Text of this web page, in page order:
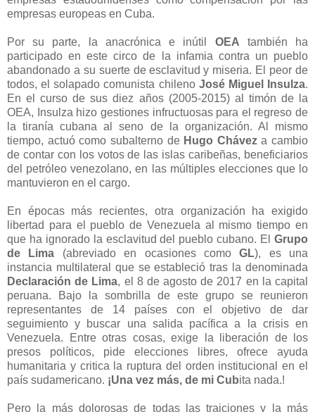
empresas europeas en Cuba.
Por su parte, la anacrónica e inútil OEA también ha
participado en este circo de la infamia contra un pueblo
abandonado a su suerte de esclavitud y miseria. El peor de
todos, el solapado comunista chileno José Miguel Insulza.
En el curso de sus diez años (2005-2015) al timón de la
OEA, Insulza hizo gestiones infructuosas para el regreso de
la tiranía cubana al seno de la organización. Al mismo
tiempo, actuó como subalterno de Hugo Cháveza cambio
de contar con los votos de las islas caribeñas, beneficiarios
del petróleo venezolano, en las múltiples elecciones que lo
mantuvieron en el cargo.
En épocas más recientes, otra organización ha exigido
libertad para el pueblo de Venezuela al mismo tiempo en
que ha ignorado la esclavitud del pueblo cubano. El Grupo
de Lima (abreviado en ocasiones comoGL), es una
instancia multilateral que se estableció tras la denominada
Declaración de Lima, el 8 de agosto de 2017 en la capital
peruana. Bajo la sombrilla de este grupo se reunieron
representantes de 14 países con el objetivo de dar
seguimiento y buscar una salida pacífica a la crisis en
Venezuela. Entre otras cosas, exige la liberación de los
presos políticos, pide elecciones libres, ofrece ayuda
humanitaria y critica la ruptura del orden institucional en el
país sudamericano. ¡Una vez más, de mi Cubita nada.!
Pero la más dolorosas de todas las traiciones y la más